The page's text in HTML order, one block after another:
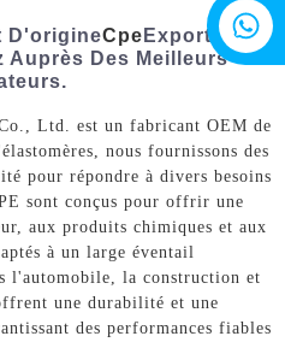
D'origineCpe Exportateur
Auprès Des Meilleurs
Ltd. est un fabricant OEM de
nous fournissons des
pour répondre à divers besoins
sont conçus pour offrir une
aux produits chimiques et aux
à un large éventail
l'automobile, la construction et
une durabilité et une
des performances fiables